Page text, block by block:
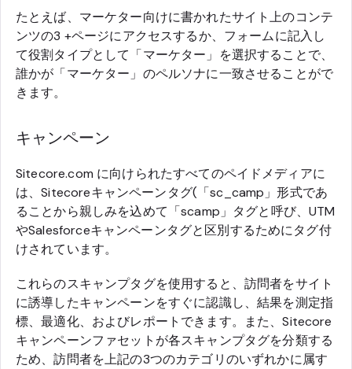
たとえば、マーケター向けに書かれたサイト上のコンテ
ンツの3 +ページにアクセスするか、フォームに記入し
て役割タイプとして「マーケター」を選択することで、
誰かが「マーケター」のペルソナに一致させることがで
きます。
キャンペーン
Sitecore.com に向けられたすべてのペイドメディアに
は、Sitecoreキャンペーンタグ(「sc_camp」形式であ
ることから親しみを込めて「scamp」タグと呼び、UTM
やSalesforceキャンペーンタグと区別するためにタグ付
けされています。
これらのスキャンプタグを使用すると、訪問者をサイト
に誘導したキャンペーンをすぐに認識し、結果を測定指
標、最適化、およびレポートできます。また、Sitecore
キャンペーンファセットが各スキャンプタグを分類する
ため、訪問者を上記の3つのカテゴリのいずれかに属す